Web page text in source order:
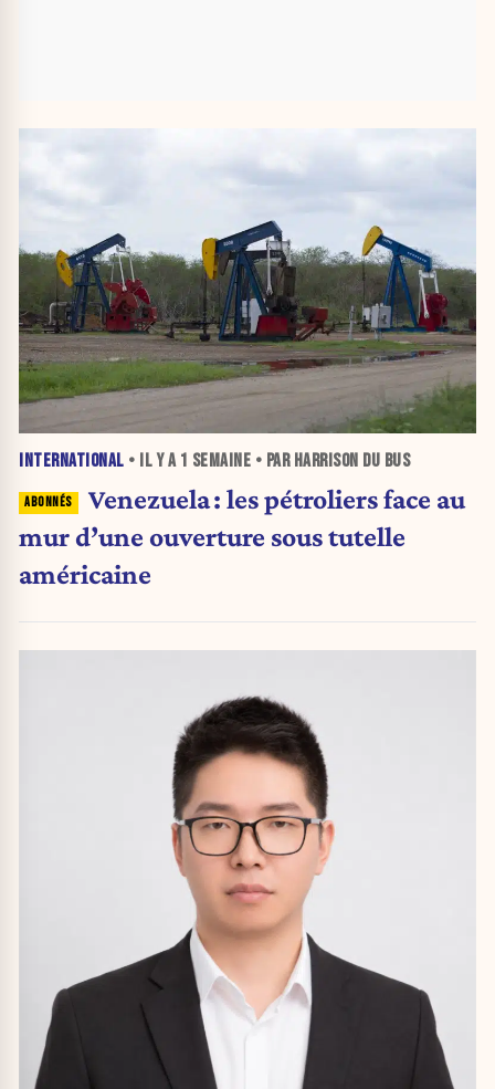
INTERNATIONAL • IL Y A 1 SEMAINE • PAR HARRISON DU BUS
Venezuela : les pétroliers face au
mur d’une ouverture sous tutelle
américaine